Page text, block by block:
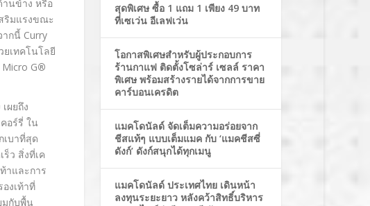
านข้าง หรือ
ริมแรงขณะ
กนี้ Curry
เทคโนโลยี
G®
เผยถึง
อร์รี่ ใน
กเบาที่สุด
ร็ว สิ่งที่เค
าและการ
องเท้าที่
มกับพื้น
สุดพิเศษ ซื้อ 1 แถม 1 เพียง 49 บาท
ที่เซเว่น อีเลฟเว่น
โอกาสพิเศษสำหรับผู้ประกอบการ
ร้านกาแฟ ติดตั้งโซล่าร์ เซลล์ ราคา
พิเศษ พร้อมสร้างรายได้จากการขาย
คาร์บอนเครดิต
แมคโดนัลด์ จัดเต็มความอร่อยจาก
ชีสแท้ๆ แบบเต็มแมค กับ ‘แมคชีสซี่
ดังก์’ ดังก์สนุกได้ทุกเมนู
แมคโดนัลด์ ประเทศไทย เดินหน้า
ลงทุนระยะยาว หลังคว้าสิทธิ์บริหาร